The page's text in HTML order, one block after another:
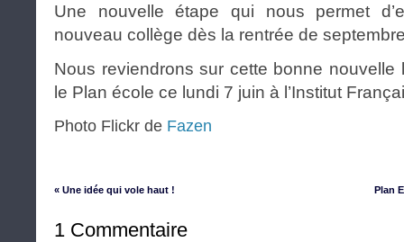
Une nouvelle étape qui nous permet
nouveau collège dès la rentrée de
Nous reviendrons sur cette bonne nouvelle
le Plan école ce lundi 7 juin à l’Institut
Photo Flickr de Fazen
« Une idée qui vole haut ! Plan
1 Commentaire